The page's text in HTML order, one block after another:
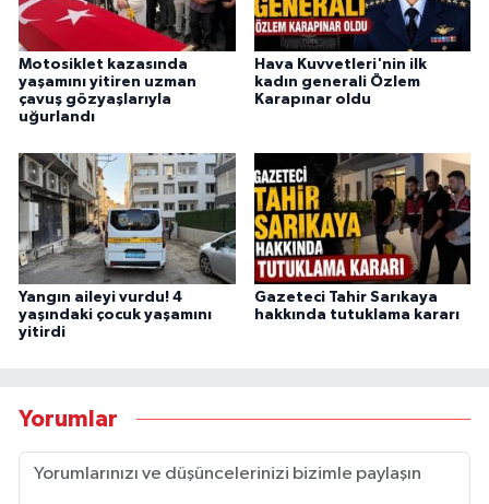
Motosiklet kazasında
yaşamını yitiren uzman
çavuş gözyaşlarıyla
uğurlandı
Hava Kuvvetleri'nin ilk
kadın generali Özlem
Karapınar oldu
Yangın aileyi vurdu! 4
yaşındaki çocuk yaşamını
yitirdi
Gazeteci Tahir Sarıkaya
hakkında tutuklama kararı
Yorumlar